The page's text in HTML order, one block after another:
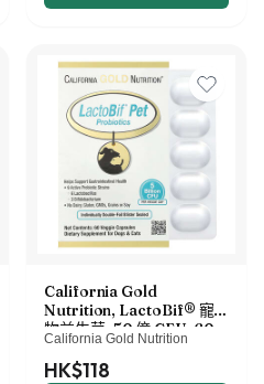
California Gold
Nutrition, LactoBif® 寵
物益生菌，50 億 CFU，60
粒素食膠囊
California Gold Nutrition
HK$118